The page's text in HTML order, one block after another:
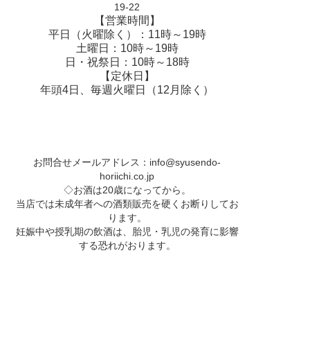
19-22
【営業時間】
平日（火曜除く）：11時～19時
土曜日：10時～19時
日・祝祭日：10時～18時
【定休日】
年頭4日、毎週火曜日（12月除く）
お問合せメールアドレス： info@syusendo-
horiichi.co.jp
◇お酒は20歳になってから。
当店では未成年者への酒類販売を硬くお断りしてお
ります。
妊娠中や授乳期の飲酒は、胎児・乳児の発育に影響
する恐れがおります。